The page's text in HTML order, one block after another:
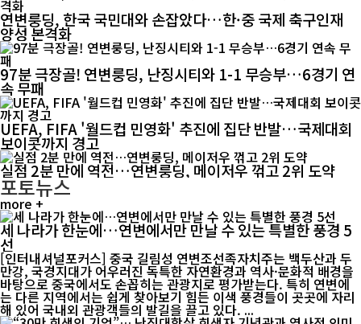
연변룽딩, 한국 국민대와 손잡았다…한·중 국제 축구인재
양성 본격화
97분 극장골! 연변룽딩, 난징시티와 1-1 무승부…6경기 연
속 무패
UEFA, FIFA '월드컵 민영화' 추진에 집단 반발…국제대회
보이콧까지 경고
실점 2분 만에 역전…연변룽딩, 메이저우 꺾고 2위 도약
포토뉴스
more +
세 나라가 한눈에…연변에서만 만날 수 있는 특별한 풍경 5
선
[인터내셔널포커스] 중국 길림성 연변조선족자치주는 백두산과 두
만강, 국경지대가 어우러진 독특한 자연환경과 역사·문화적 배경을
바탕으로 중국에서도 손꼽히는 관광지로 평가받는다. 특히 연변에
는 다른 지역에서는 쉽게 찾아보기 힘든 이색 풍경들이 곳곳에 자리
해 있어 국내외 관광객들의 발길을 끌고 있다. ...